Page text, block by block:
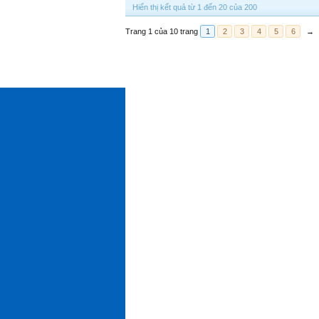
Hiển thị kết quả từ 1 đến 20 của 200
Trang 1 của 10 trang 1 2 3 4 5 6 →